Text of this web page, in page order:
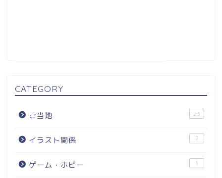
CATEGORY
ご当地 23
イラスト関係 7
ゲーム・ホビー 1